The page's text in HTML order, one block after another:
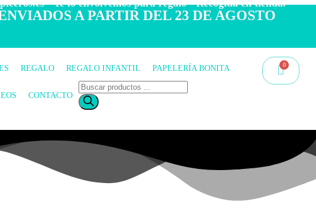
- Te lo envolvemos para regalo - Recogida en tienda.
A PARTIR DEL 23 DE AGOSTO
REGALO REGALO INFANTIL PAPELERÍA BONITA
CONTACTO